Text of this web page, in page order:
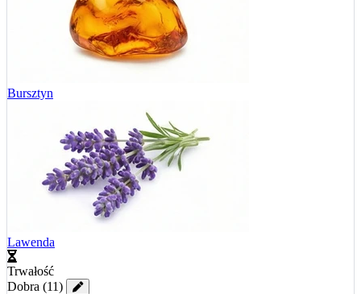
Bursztyn
Lawenda
Trwałość
Dobra (11)